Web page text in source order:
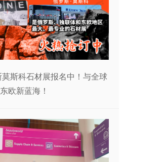
斯科石材展报名中！与全球
欧新蓝海！